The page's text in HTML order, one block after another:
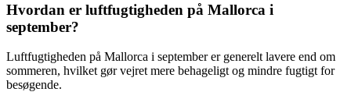
Hvordan er luftfugtigheden på Mallorca i
september?
Luftfugtigheden på Mallorca i september er generelt lavere end om
sommeren, hvilket gør vejret mere behageligt og mindre fugtigt for
besøgende.